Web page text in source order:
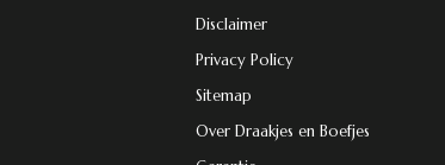
Disclaimer
Privacy Policy
Sitemap
Over Draakjes en Boefjes